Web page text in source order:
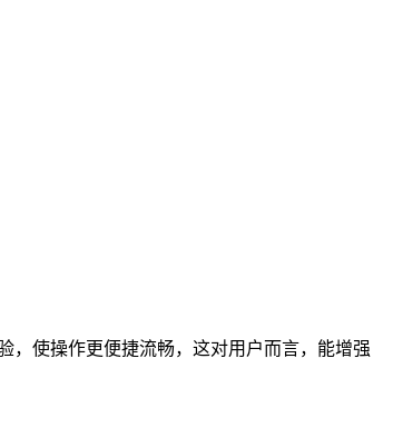
，使操作更便捷流畅，这对用户而言，能增强